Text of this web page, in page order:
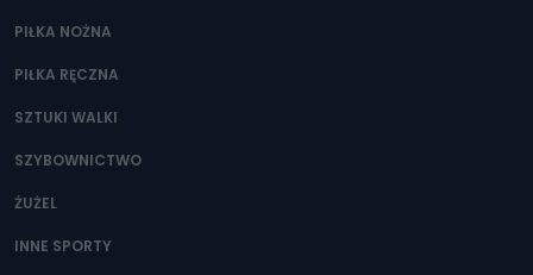
PIŁKA NOŻNA
PIŁKA RĘCZNA
SZTUKI WALKI
SZYBOWNICTWO
ŻUŻEL
INNE SPORTY